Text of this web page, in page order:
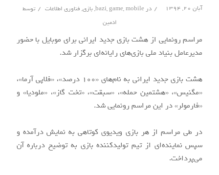
آبان ۲۰, ۱۳۹۴ / در bazi,game,mobile
,بازی, فناوری اطلاعات / توسط
ادمین
مراسم رونمایی از هشت بازی جدید ایرانی برای موبایل با حضور
مدیرعامل بنیاد ملی بازی‌های رایانه‌ای برگزار شد.
هشت بازی جدید ایرانی به نام‌های «100 درصد»، «فلاپی آرما»،
«مگنیس»، «هشتمین حمله»، «سبقت»، «تخت گاز»، «ملودیا» و
«فارمولر» در این مراسم رونمایی شد.
در طی مراسم از هر بازی ویدیوی کوتاهی به نمایش درآمده و
سپس نماینده‌ای از تیم تولیدکننده بازی به توضیح درباره آن
می‌پرداخت.